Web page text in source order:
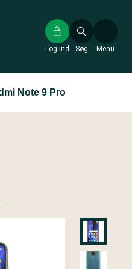
Søg
Log ind Menu
Note 9 Pro